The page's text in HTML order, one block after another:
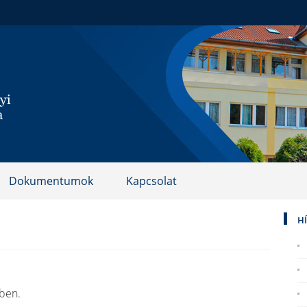
Dokumentumok Kapcsolat